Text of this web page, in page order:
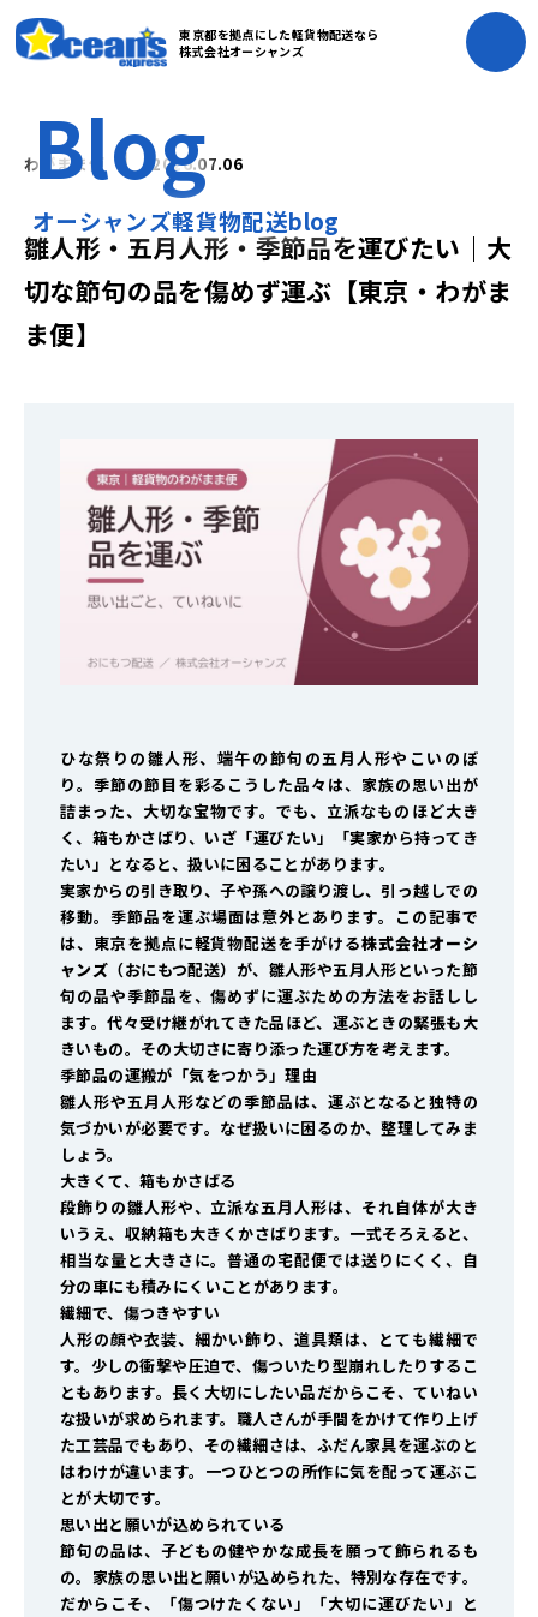
東京都を拠点にした軽貨物配送なら
株式会社オーシャンズ
Blog
オーシャンズ軽貨物配送blog
わがまま便 2026.07.06
雛人形・五月人形・季節品を運びたい｜大
切な節句の品を傷めず運ぶ【東京・わがま
ま便】
ひな祭りの雛人形、端午の節句の五月人形やこいのぼ
り。季節の節目を彩るこうした品々は、家族の思い出が
詰まった、大切な宝物です。でも、立派なものほど大き
く、箱もかさばり、いざ「運びたい」「実家から持ってき
たい」となると、扱いに困ることがあります。
実家からの引き取り、子や孫への譲り渡し、引っ越しでの
移動。季節品を運ぶ場面は意外とあります。この記事で
は、東京を拠点に軽貨物配送を手がける株式会社オーシ
ャンズ （おにもつ配送）が、雛人形や五月人形といった節
句の品や季節品を、傷めずに運ぶための方法をお話しし
ます。代々受け継がれてきた品ほど、運ぶときの緊張も大
きいもの。その大切さに寄り添った運び方を考えます。
季節品の運搬が「気をつかう」理由
雛人形や五月人形などの季節品は、運ぶとなると独特の
気づかいが必要です。なぜ扱いに困るのか、整理してみま
しょう。
大きくて、箱もかさばる
段飾りの雛人形や、立派な五月人形は、それ自体が大き
いうえ、収納箱も大きくかさばります。一式そろえると、
相当な量と大きさに。普通の宅配便では送りにくく、自
分の車にも積みにくいことがあります。
繊細で、傷つきやすい
人形の顔や衣装、細かい飾り、道具類は、とても繊細で
す。少しの衝撃や圧迫で、傷ついたり型崩れしたりするこ
ともあります。長く大切にしたい品だからこそ、ていねい
な扱いが求められます。職人さんが手間をかけて作り上げ
た工芸品でもあり、その繊細さは、ふだん家具を運ぶのと
はわけが違います。一つひとつの所作に気を配って運ぶこ
とが大切です。
思い出と願いが込められている
節句の品は、子どもの健やかな成長を願って飾られるも
の。家族の思い出と願いが込められた、特別な存在です。
だからこそ、「傷つけたくない」「大切に運びたい」と